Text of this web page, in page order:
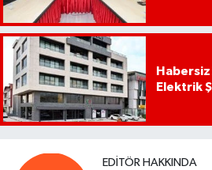
Elektrik
EDITÖR HAKKINDA